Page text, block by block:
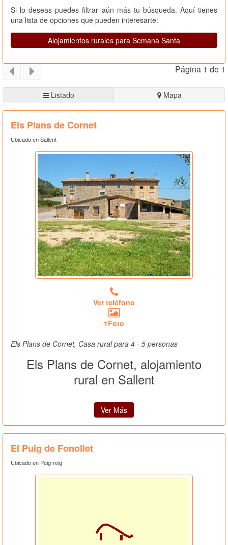
Si lo deseas puedes filtrar aún más tu búsqueda. Aquí tienes
una lista de opciones que pueden interesarte:
Alojamientos rurales para Semana Santa
Página 1 de 1
Listado Mapa
Els Plans de Cornet
Ubicado en Sallent
Ver teléfono
1Foto
Els Plans de Cornet, Casa rural para 4 - 5 personas
Els Plans de Cornet, alojamiento
rural en Sallent
Ver Más
El Puig de Fonollet
Ubicado en Puig-reig